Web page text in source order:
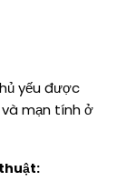
yếu được
mạn tính ở